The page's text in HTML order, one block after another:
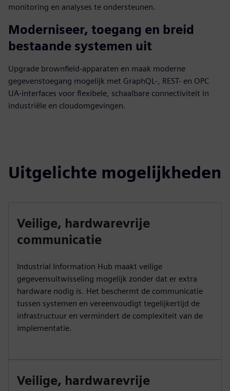
monitoring en analyses te ondersteunen.
Moderniseer, toegang en breid
bestaande systemen uit
Upgrade brownfield-apparaten en maak moderne
gegevenstoegang mogelijk met GraphQL-, REST- en OPC
UA-interfaces voor flexibele, schaalbare connectiviteit in
industriële en cloudomgevingen.
Uitgelichte mogelijkheden
Veilige, hardwarevrije
communicatie
Industrial Information Hub maakt veilige
gegevensuitwisseling mogelijk zonder dat er extra
hardware nodig is. Het beschermt de communicatie
tussen systemen en vereenvoudigt tegelijkertijd de
infrastructuur en vermindert de complexiteit van de
implementatie.
Veilige, hardwarevrije